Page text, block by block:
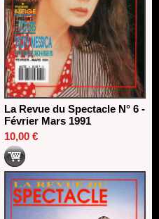
La Revue du Spectacle N° 6 -
Février Mars 1991
10,00 €